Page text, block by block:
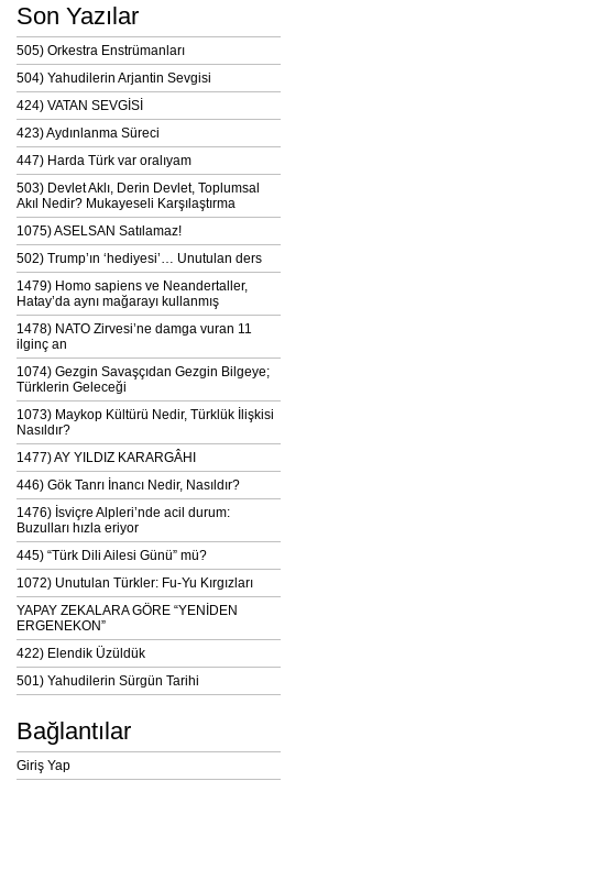
Son Yazılar
505) Orkestra Enstrümanları
504) Yahudilerin Arjantin Sevgisi
424) VATAN SEVGİSİ
423) Aydınlanma Süreci
447) Harda Türk var oralıyam
503) Devlet Aklı, Derin Devlet, Toplumsal
Akıl Nedir? Mukayeseli Karşılaştırma
1075) ASELSAN Satılamaz!
502) Trump’ın ‘hediyesi’… Unutulan ders
1479) Homo sapiens ve Neandertaller,
Hatay’da aynı mağarayı kullanmış
1478) NATO Zirvesi’ne damga vuran 11
ilginç an
1074) Gezgin Savaşçıdan Gezgin Bilgeye;
Türklerin Geleceği
1073) Maykop Kültürü Nedir, Türklük İlişkisi
Nasıldır?
1477) AY YILDIZ KARARGÂHI
446) Gök Tanrı İnancı Nedir, Nasıldır?
1476) İsviçre Alpleri’nde acil durum:
Buzulları hızla eriyor
445) “Türk Dili Ailesi Günü” mü?
1072) Unutulan Türkler: Fu-Yu Kırgızları
YAPAY ZEKALARA GÖRE “YENİDEN
ERGENEKON”
422) Elendik Üzüldük
501) Yahudilerin Sürgün Tarihi
Bağlantılar
Giriş Yap